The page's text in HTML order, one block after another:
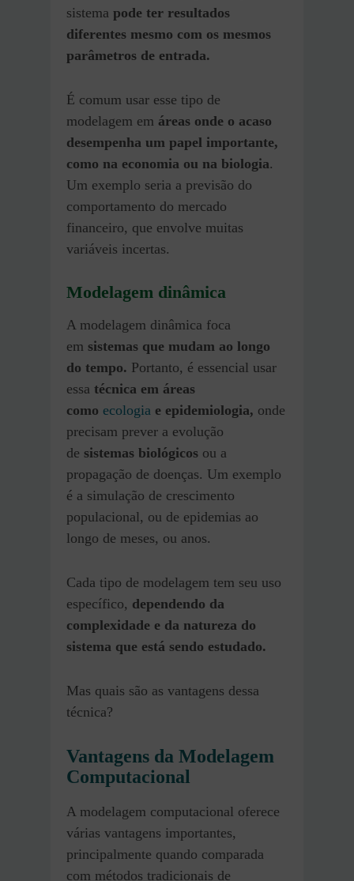
sistema pode ter resultados
diferentes mesmo com os mesmos
parâmetros de entrada.
É comum usar esse tipo de
modelagem em áreas onde o acaso
desempenha um papel importante,
como na economia ou na biologia.
Um exemplo seria a previsão do
comportamento do mercado
financeiro, que envolve muitas
variáveis incertas.
Modelagem dinâmica
A modelagem dinâmica foca
em sistemas que mudam ao longo
do tempo. Portanto, é essencial usar
essa técnica em áreas
como ecologia e epidemiologia, onde
precisam prever a evolução
de sistemas biológicos ou a
propagação de doenças. Um exemplo
é a simulação de crescimento
populacional, ou de epidemias ao
longo de meses, ou anos.
Cada tipo de modelagem tem seu uso
específico, dependendo da
complexidade e da natureza do
sistema que está sendo estudado.
Mas quais são as vantagens dessa
técnica?
Vantagens da Modelagem
Computacional
A modelagem computacional oferece
várias vantagens importantes,
principalmente quando comparada
com métodos tradicionais de